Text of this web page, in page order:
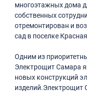
многоэтажных дома
собственных
отремонтирован и
сад в поселке
Одним из
Электрощит Самара
новых конструкций
изделий.Электрощит